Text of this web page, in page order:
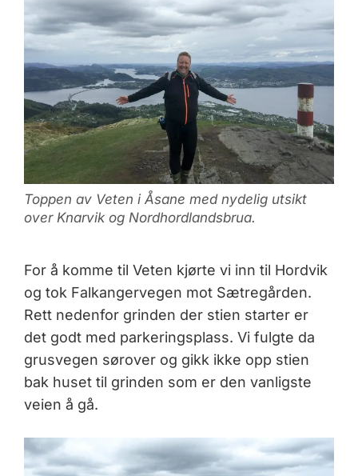
Toppen av Veten i Åsane med nydelig utsikt
over Knarvik og Nordhordlandsbrua.
For å komme til Veten kjørte vi inn til Hordvik
og tok Falkangervegen mot Sætregården.
Rett nedenfor grinden der stien starter er
det godt med parkeringsplass. Vi fulgte da
grusvegen sørover og gikk ikke opp stien
bak huset til grinden som er den vanligste
veien å gå.